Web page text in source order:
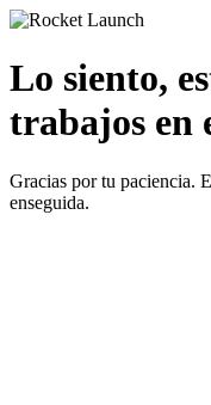
Lo siento,
trabajos en
Gracias por tu paciencia.
enseguida.